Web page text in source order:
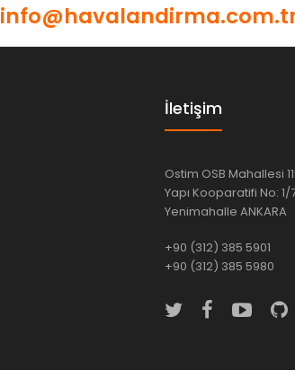
İletişim
Ostim OSB Mahallesi
Yapı Kooparatifi No: 1/
Yenimahalle ANKARA
+90 (312) 385 5901
+90 (312) 385 5980